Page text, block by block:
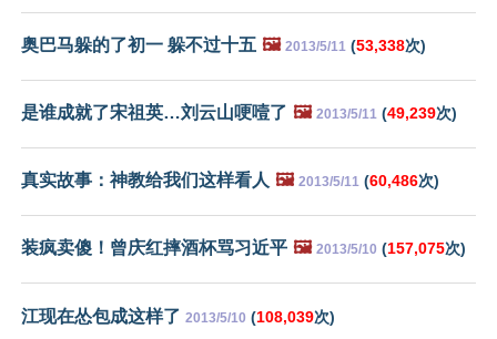
奥巴马躲的了初一 躲不过十五 🖼️ 2013/5/11 (53,338次)
是谁成就了宋祖英…刘云山哽噎了 🖼️ 2013/5/11 (49,239次)
真实故事：神教给我们这样看人 🖼️ 2013/5/11 (60,486次)
装疯卖傻！曾庆红摔酒杯骂习近平 🖼️ 2013/5/10 (157,075次)
江现在怂包成这样了 2013/5/10 (108,039次)